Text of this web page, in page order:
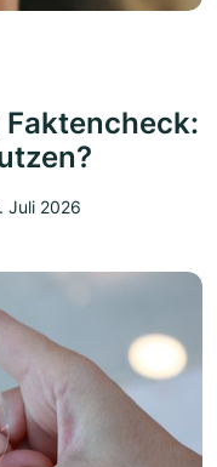
Juli 2026